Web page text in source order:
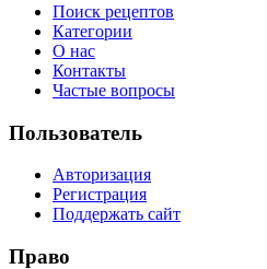
Поиск рецептов
Категории
О нас
Контакты
Частые вопросы
Пользователь
Авторизация
Регистрация
Поддержать сайт
Право